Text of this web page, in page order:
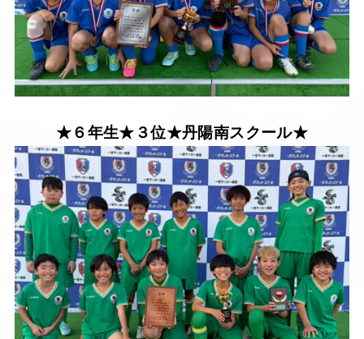
★６年生★３位★丹陽南スクール★